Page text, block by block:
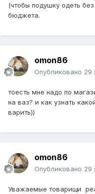
(чтобы подушку одеть
бюджета.
omon86
Опубликовано 29
тоесть мне надо по
на ваз? и как узнать
варить))
omon86
Опубликовано 29
Уважаемые товарищи